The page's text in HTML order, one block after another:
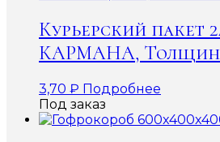
Курьерский пакет
КАРМАНА,
3,70 ₽ Подробнее
Под заказ